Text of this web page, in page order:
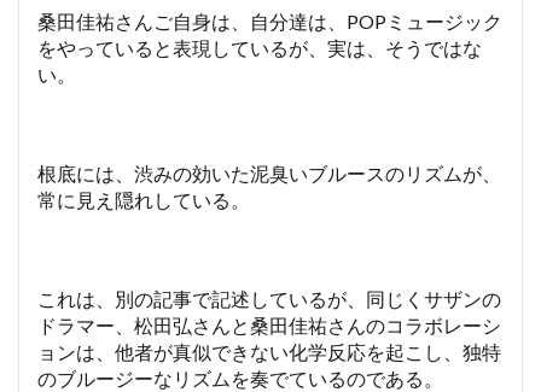
桑田佳祐さんご自身は、自分達は、POPミュージック
をやっていると表現しているが、実は、そうではな
い。
根底には、渋みの効いた泥臭いブルースのリズムが、
常に見え隠れしている。
これは、別の記事で記述しているが、同じくサザンの
ドラマー、松田弘さんと桑田佳祐さんのコラボレーシ
ョンは、他者が真似できない化学反応を起こし、独特
のブルージーなリズムを奏でているのである。